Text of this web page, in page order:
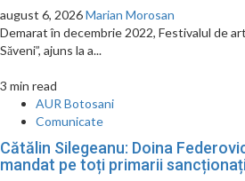
august 6, 2026Marian Morosan
Demarat în decembrie 2022, Festivalul de
Săveni”, ajuns la a...
3 min read
AUR Botosani
Comunicate
Cătălin Silegeanu: Doina
mandat pe toți primarii